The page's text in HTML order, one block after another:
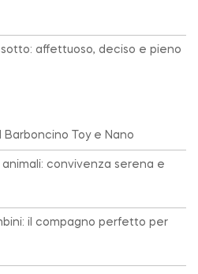
affettuoso, deciso e pieno
Toy e Nano
convivenza serena e
il compagno perfetto per